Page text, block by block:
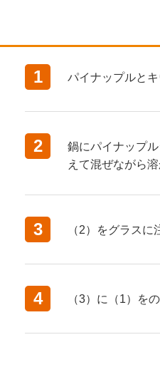
1 パイナップルと
2
鍋にパイナップ
えて混ぜながら溶
3 （2）をグラスに
4 （3）に（1）を